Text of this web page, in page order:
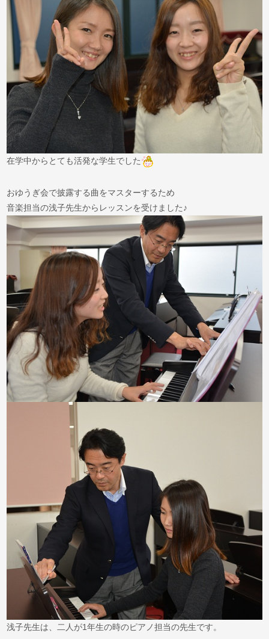
在学中からとても活発な学生でした
おゆうぎ会で披露する曲をマスターするため
音楽担当の浅子先生からレッスンを受けました♪
浅子先生は、二人が1年生の時のピアノ担当の先生です。